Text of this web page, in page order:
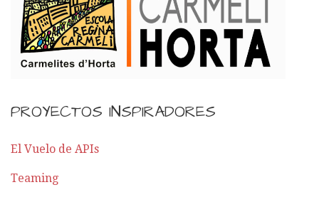
o
r
n
t
r
PROYECTOS INSPIRADORES
El Vuelo de APIs
Teaming